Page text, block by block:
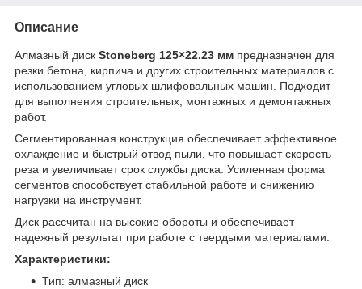
Описание
Алмазный диск Stoneberg 125×22.23 мм предназначен для
резки бетона, кирпича и других строительных материалов с
использованием угловых шлифовальных машин. Подходит
для выполнения строительных, монтажных и демонтажных
работ.
Сегментированная конструкция обеспечивает эффективное
охлаждение и быстрый отвод пыли, что повышает скорость
реза и увеличивает срок службы диска. Усиленная форма
сегментов способствует стабильной работе и снижению
нагрузки на инструмент.
Диск рассчитан на высокие обороты и обеспечивает
надежный результат при работе с твердыми материалами.
Характеристики:
Тип: алмазный диск